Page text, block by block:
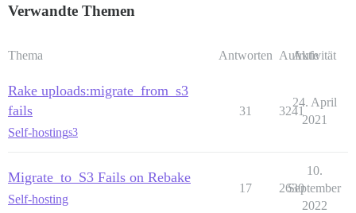
Verwandte Themen
Thema Antworten Aufrufe
Aktivität
Rake uploads:migrate_from_s3
fails
Self-hostings3
31 3241
24. April
2021
Migrate_to_S3 Fails on Rebake
Self-hosting
17 2630
10.
September
2022